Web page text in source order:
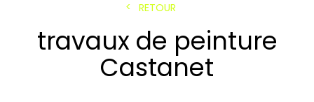
RETOUR
travaux de peinture
Castanet